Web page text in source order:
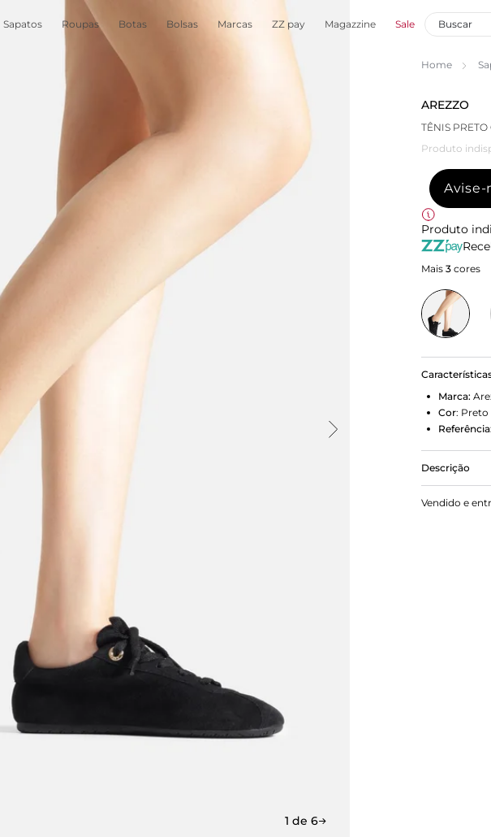
Sapatos Roupas Botas Bolsas Marcas ZZ pay Magazzine Sale
1 de 6
Home
AREZZO
TÊNIS
Produto
Avise-
Produto
Mais 3 cores
Marca:
Cor: Preto
Referência:
Descrição
Tênis
Vendido e